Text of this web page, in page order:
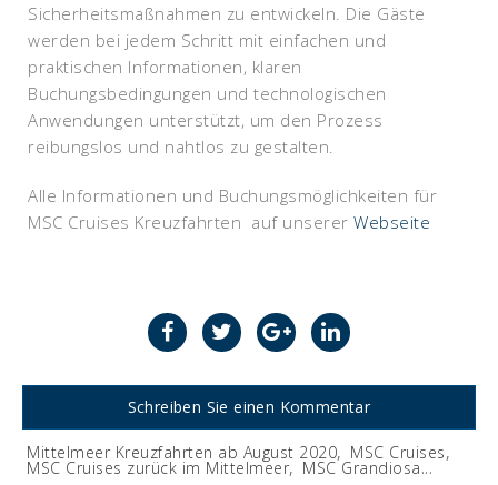
Sicherheitsmaßnahmen zu entwickeln. Die Gäste
werden bei jedem Schritt mit einfachen und
praktischen Informationen, klaren
Buchungsbedingungen und technologischen
Anwendungen unterstützt, um den Prozess
reibungslos und nahtlos zu gestalten.
Alle Informationen und Buchungsmöglichkeiten für
MSC Cruises Kreuzfahrten auf unserer Webseite
Schreiben Sie einen Kommentar
Tags:
Mittelmeer Kreuzfahrten ab August 2020, MSC Cruises,
MSC Cruises zurück im Mittelmeer, MSC Grandiosa...